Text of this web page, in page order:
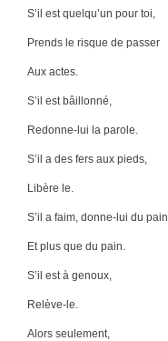
S’il est quelqu’un pour toi,
Prends le risque de passer
Aux actes.
S’il est bâillonné,
Redonne-lui la parole.
S’il a des fers aux pieds,
Libère le.
S’il a faim, donne-lui du pain
Et plus que du pain.
S’il est à genoux,
Relève-le.
Alors seulement,